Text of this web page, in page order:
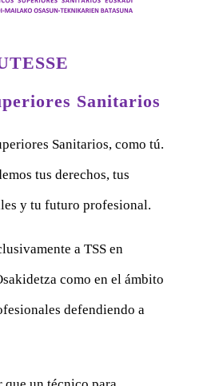
Sanitarios
Sanitarios, como tú.
tus derechos, tus
y tu futuro profesional.
a TSS en
como en el ámbito
defendiendo a